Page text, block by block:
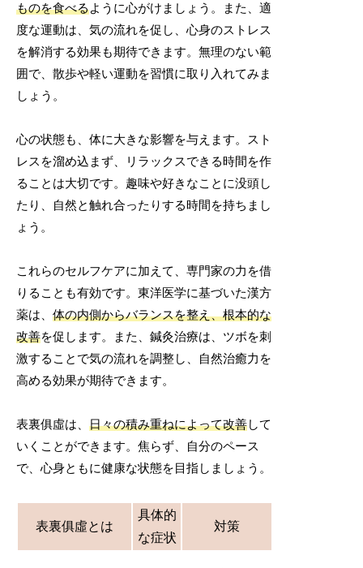
ものを食べるように心がけましょう。また、適
度な運動は、気の流れを促し、心身のストレス
を解消する効果も期待できます。無理のない範
囲で、散歩や軽い運動を習慣に取り入れてみま
しょう。
心の状態も、体に大きな影響を与えます。スト
レスを溜め込まず、リラックスできる時間を作
ることは大切です。趣味や好きなことに没頭し
たり、自然と触れ合ったりする時間を持ちまし
ょう。
これらのセルフケアに加えて、専門家の力を借
りることも有効です。東洋医学に基づいた漢方
薬は、体の内側からバランスを整え、根本的な
改善を促します。また、鍼灸治療は、ツボを刺
激することで気の流れを調整し、自然治癒力を
高める効果が期待できます。
表裏俱虛は、日々の積み重ねによって改善して
いくことができます。焦らず、自分のペース
で、心身ともに健康な状態を目指しましょう。
表裏俱虛とは
具体的
な症状
対策